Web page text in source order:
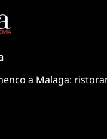
a Malaga: